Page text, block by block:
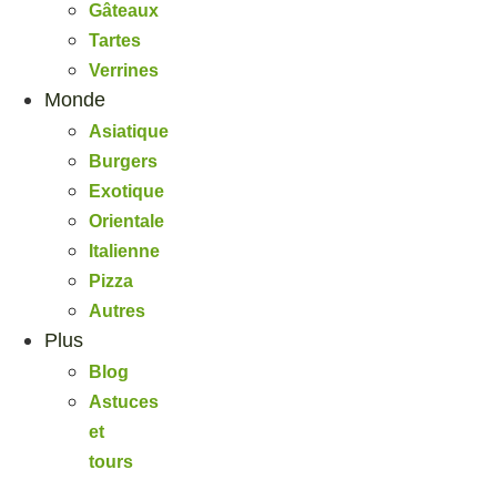
Gâteaux
Tartes
Verrines
Monde
Asiatique
Burgers
Exotique
Orientale
Italienne
Pizza
Autres
Plus
Blog
Astuces
et
tours